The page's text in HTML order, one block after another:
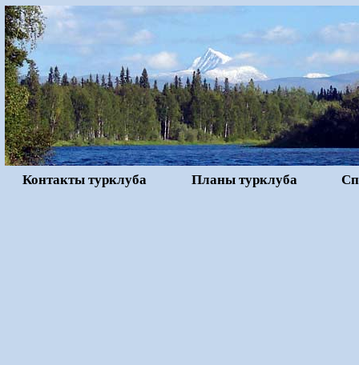
Контакты турклуба Планы турклуба